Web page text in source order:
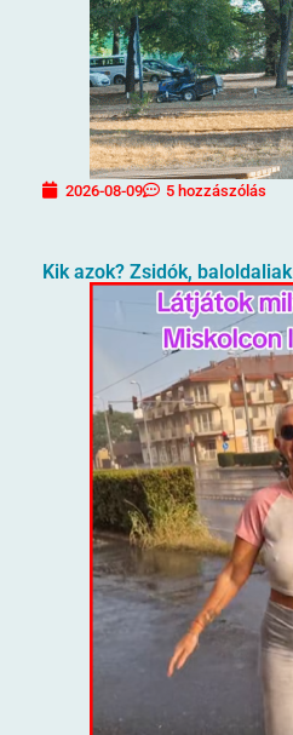
2026-08-09 5 hozzászólás
Kik azok? Zsidók,